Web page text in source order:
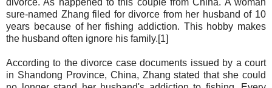
sure-named Zhang filed for divorce from her husband of 10
years because of her fishing addiction. This hobby makes
the husband often ignore his family.[1]
According to the divorce case documents issued by a court
in Shandong Province, China, Zhang stated that she could